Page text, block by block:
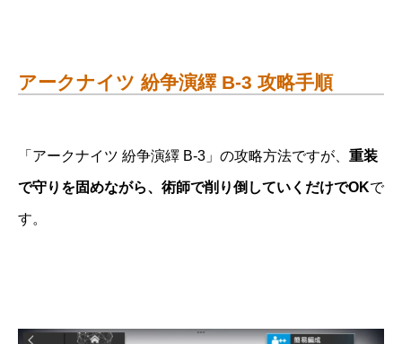
アークナイツ 紛争演繹 B-3 攻略手順
「アークナイツ 紛争演繹 B-3」の攻略方法ですが、 重装
で守りを固めながら、術師で削り倒していくだけでOKで
す。